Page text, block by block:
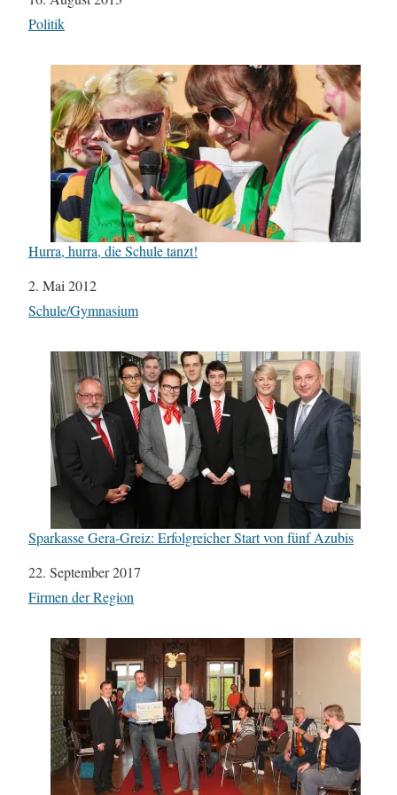
In Bezug auf
Politik
Hurra, hurra, die Schule tanzt!
Datum
2. Mai 2012
In Bezug auf
Schule/Gymnasium
Sparkasse Gera-Greiz: Erfolgreicher Start von fünf Azubis
Datum
22. September 2017
In Bezug auf
Firmen der Region